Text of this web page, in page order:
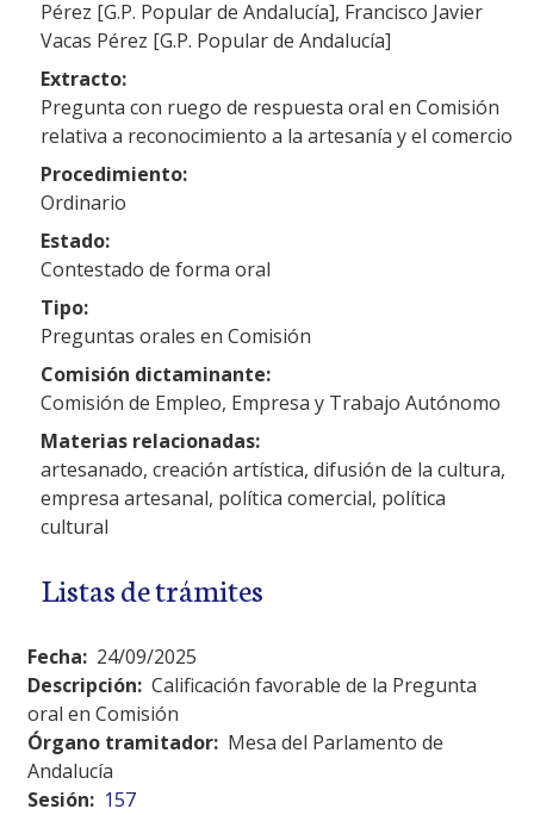
Pérez [G.P. Popular de Andalucía], Francisco Javier
Vacas Pérez [G.P. Popular de Andalucía]
Extracto:
Pregunta con ruego de respuesta oral en Comisión
relativa a reconocimiento a la artesanía y el comercio
Procedimiento:
Ordinario
Estado:
Contestado de forma oral
Tipo:
Preguntas orales en Comisión
Comisión dictaminante:
Comisión de Empleo, Empresa y Trabajo Autónomo
Materias relacionadas:
artesanado, creación artística, difusión de la cultura,
empresa artesanal, política comercial, política
cultural
Listas de trámites
Fecha: 24/09/2025
Descripción: Calificación favorable de la Pregunta
oral en Comisión
Órgano tramitador: Mesa del Parlamento de
Andalucía
Sesión: 157